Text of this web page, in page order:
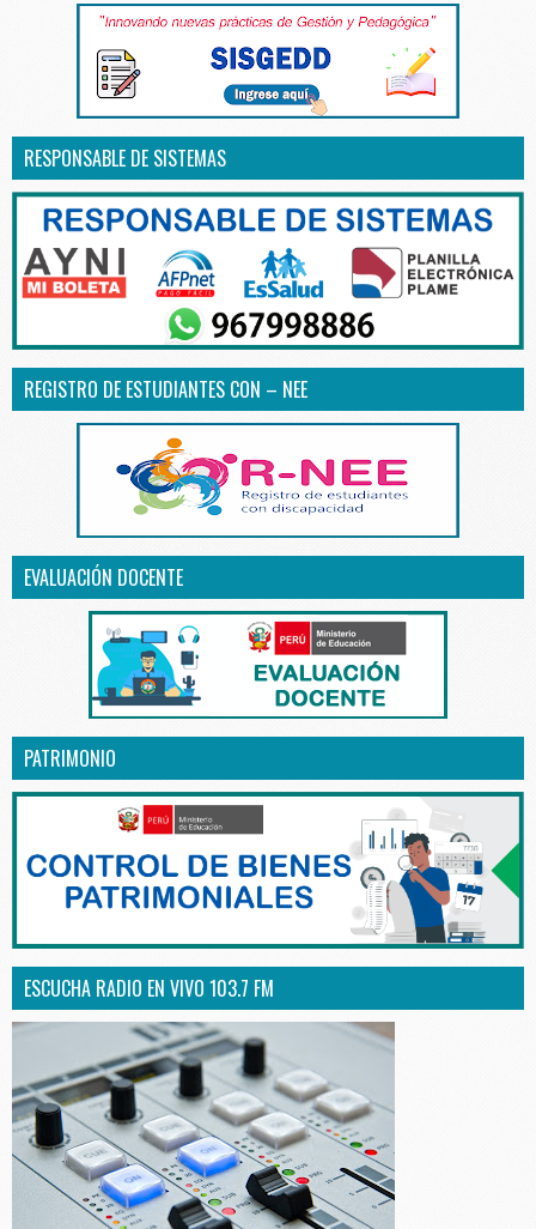
RESPONSABLE DE SISTEMAS
REGISTRO DE ESTUDIANTES CON – NEE
EVALUACIÓN DOCENTE
PATRIMONIO
ESCUCHA RADIO EN VIVO 103.7 FM